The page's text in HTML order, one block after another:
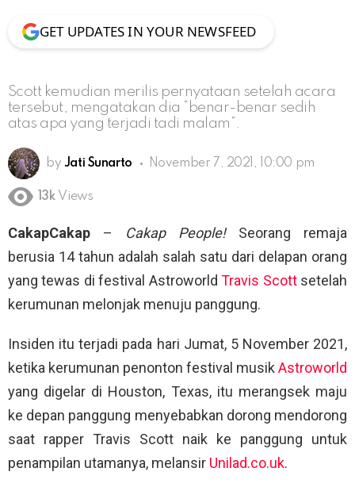
GET UPDATES IN YOUR NEWSFEED
Scott kemudian merilis pernyataan setelah acara
tersebut, mengatakan dia “benar-benar sedih
atas apa yang terjadi tadi malam”.
by Jati Sunarto November 7, 2021, 10:00 pm
13k Views
CakapCakap – Cakap People!Seorang remaja
berusia 14 tahun adalah salah satu dari delapan orang
yang tewas di festival AstroworldTravis Scottsetelah
kerumunan melonjak menuju panggung.
Insiden itu terjadi pada hari Jumat, 5 November 2021,
ketika kerumunan penonton festival musikAstroworld
yang digelar di Houston, Texas, itu merangsek maju
ke depan panggung menyebabkan dorong mendorong
saat rapper Travis Scott naik ke panggung untuk
penampilan utamanya, melansir Unilad.co.uk.